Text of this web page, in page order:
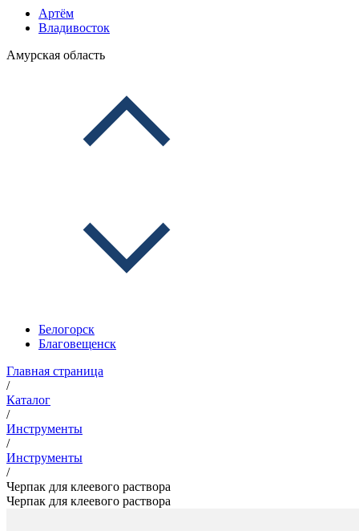
Артём
Владивосток
Амурская область
Белогорск
Благовещенск
Главная страница
/
Каталог
/
Инструменты
/
Инструменты
/
Черпак для клеевого раствора
Черпак для клеевого раствора